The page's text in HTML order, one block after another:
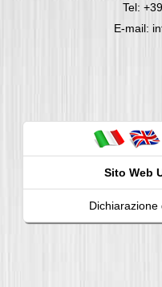
Tel:
E-mail:
Sito Web
Dichiarazione